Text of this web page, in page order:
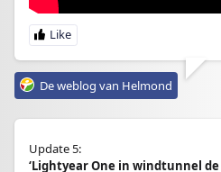
De weblog van Helmond
Update 5:
‘Lightyear One in windtunnel